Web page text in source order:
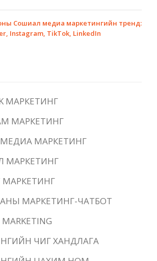
Сошиал медиа маркетингийн тренд:
Instagram, TikTok, LinkedIn
МАРКЕТИНГ
МАРКЕТИНГ
МАРКЕТИНГ
МАРКЕТИНГ
МАРКЕТИНГ
МАРКЕТИНГ-ЧАТБОТ
ЧИГ ХАНДЛАГА